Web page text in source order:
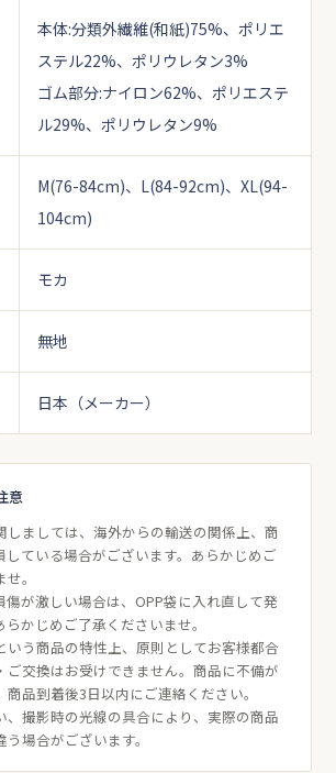
本体:分類外繊維(和紙)75%、ポリエ
ステル22%、ポリウレタン3%
ゴム部分:ナイロン62%、ポリエステ
ル29%、ポリウレタン9%
M(76-84cm)、L(84-92cm)、XL(94-
104cm)
モカ
無地
日本（メーカー）
意
しましては、海外からの輸送の関係上、商
している場合がございます。あらかじめご
。
傷が激しい場合は、OPP袋に入れ直して発
かじめご了承くださいませ。
いう商品の特性上、原則としてお客様都合
ご交換はお受けできません。商品に不備が
商品到着後3日以内にご連絡ください。
、撮影時の光線の具合により、実際の商品
場合がございます。